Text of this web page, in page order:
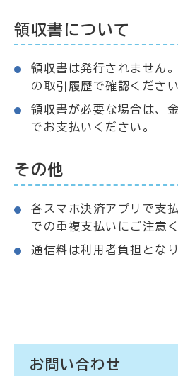
領収書について
領収書は発行されません
の取引履歴で確認ください
領収書が必要な場合は、
でお支払いください。
その他
各スマホ決済アプリで支
での重複支払いにご注意
通信料は利用者負担となり
お問い合わせ